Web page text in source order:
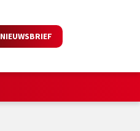
NIEUWSBRIEF